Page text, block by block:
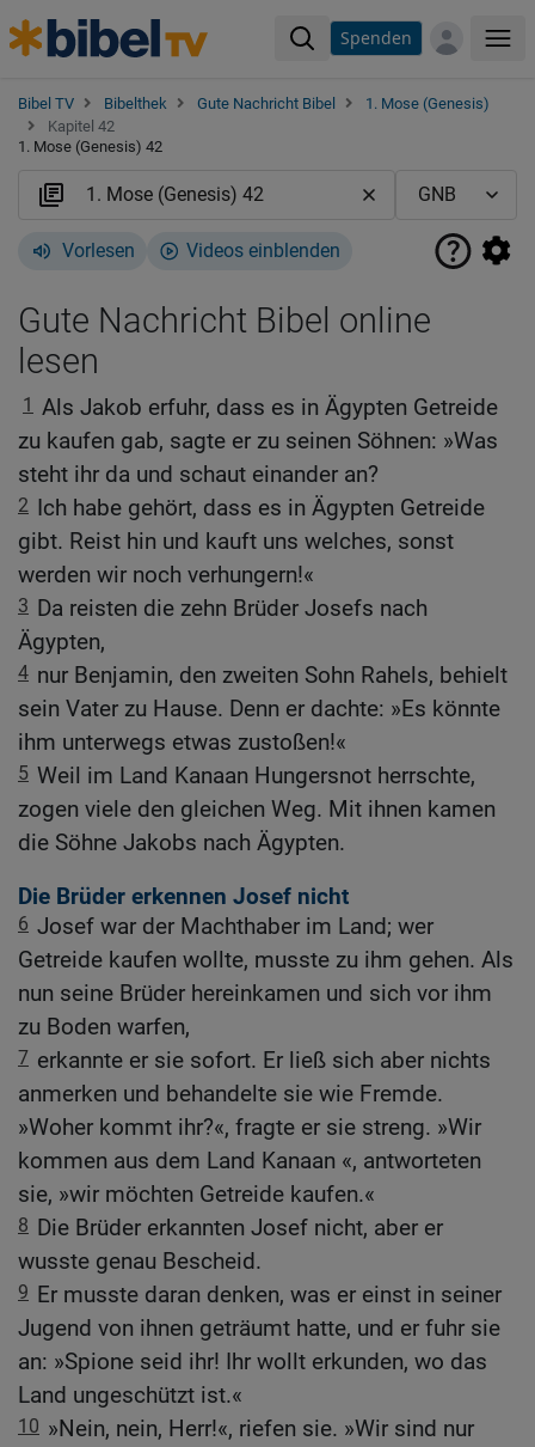
Spenden
Bibel TV Bibelthek Gute Nachricht Bibel
1. Mose (Genesis)
Kapitel 42
1. Mose (Genesis) 42
Vorlesen Videos einblenden
Gute Nachricht Bibel online
lesen
1 Als Jakob erfuhr, dass es in Ägypten Getreide
zu kaufen gab, sagte er zu seinen Söhnen: »Was
steht ihr da und schaut einander an?
2 Ich habe gehört, dass es in Ägypten Getreide
gibt. Reist hin und kauft uns welches, sonst
werden wir noch verhungern!«
3 Da reisten die zehn Brüder Josefs nach
Ägypten,
4 nur Benjamin, den zweiten Sohn Rahels, behielt
sein Vater zu Hause. Denn er dachte: »Es könnte
ihm unterwegs etwas zustoßen!«
5 Weil im Land Kanaan Hungersnot herrschte,
zogen viele den gleichen Weg. Mit ihnen kamen
die Söhne Jakobs nach Ägypten.
Die Brüder erkennen Josef nicht
6 Josef war der Machthaber im Land; wer
Getreide kaufen wollte, musste zu ihm gehen. Als
nun seine Brüder hereinkamen und sich vor ihm
zu Boden warfen,
7 erkannte er sie sofort. Er ließ sich aber nichts
anmerken und behandelte sie wie Fremde.
»Woher kommt ihr?«, fragte er sie streng. »Wir
kommen aus dem Land Kanaan «, antworteten
sie, »wir möchten Getreide kaufen.«
8 Die Brüder erkannten Josef nicht, aber er
wusste genau Bescheid.
9 Er musste daran denken, was er einst in seiner
Jugend von ihnen geträumt hatte, und er fuhr sie
an: »Spione seid ihr! Ihr wollt erkunden, wo das
Land ungeschützt ist.«
10 »Nein, nein, Herr!«, riefen sie. »Wir sind nur